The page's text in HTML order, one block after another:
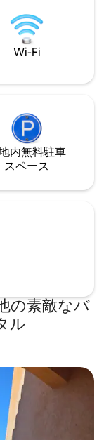
合う静かな安らぎ
フレッシュするの
Wi-Fi
内無料駐⁠車
ス⁠ペ⁠ー⁠ス
の素敵なバ
ル